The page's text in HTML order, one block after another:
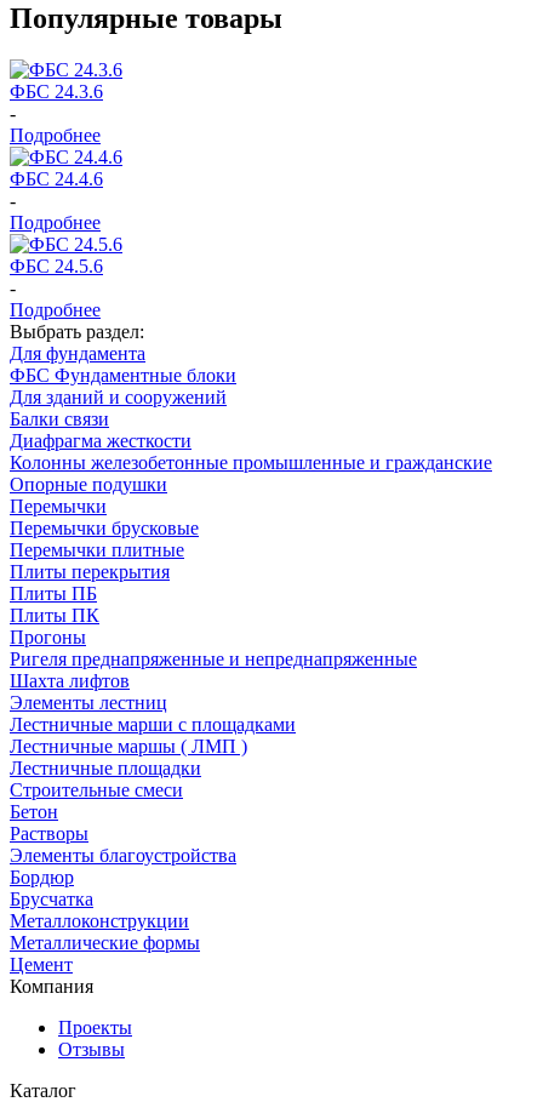
Популярные товары
ФБС 24.3.6
-
Подробнее
ФБС 24.4.6
-
Подробнее
ФБС 24.5.6
-
Подробнее
Выбрать раздел:
Для фундамента
ФБС Фундаментные блоки
Для зданий и сооружений
Балки связи
Диафрагма жесткости
Колонны железобетонные промышленные и гражданские
Опорные подушки
Перемычки
Перемычки брусковые
Перемычки плитные
Плиты перекрытия
Плиты ПБ
Плиты ПК
Прогоны
Ригеля преднапряженные и непреднапряженные
Шахта лифтов
Элементы лестниц
Лестничные марши с площадками
Лестничные маршы ( ЛМП )
Лестничные площадки
Строительные смеси
Бетон
Растворы
Элементы благоустройства
Бордюр
Брусчатка
Металлоконструкции
Металлические формы
Цемент
Компания
Проекты
Отзывы
Каталог